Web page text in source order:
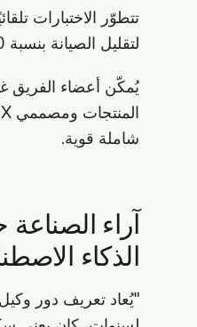
تتطوّر الاختبارات
لتقليل الصيانة بنسبة 90%.
يُمكّن أعضاء الفريق
شاملة قوية.
آراء الصناعة
الذكاء
"يُعاد تعريف دور